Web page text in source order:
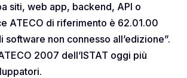
siti, web app, backend, API o
ATECO di riferimento è 62.01.00
software non connesso all’edizione”.
2007 dell’ISTAT oggi più